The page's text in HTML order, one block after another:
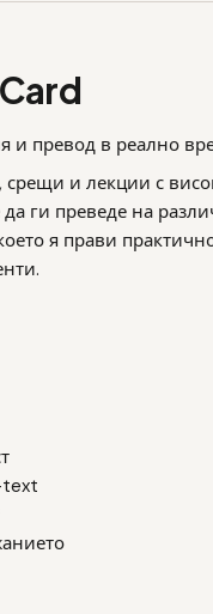
и превод в реално
и лекции с
ги преведе на
я прави
text